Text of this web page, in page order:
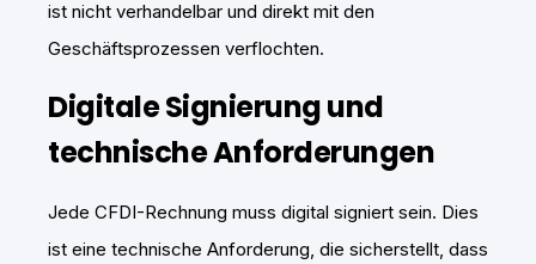
ist nicht verhandelbar und direkt mit den
Geschäftsprozessen verflochten.
Digitale Signierung und
technische Anforderungen
Jede CFDI-Rechnung muss digital signiert sein. Dies
ist eine technische Anforderung, die sicherstellt, dass